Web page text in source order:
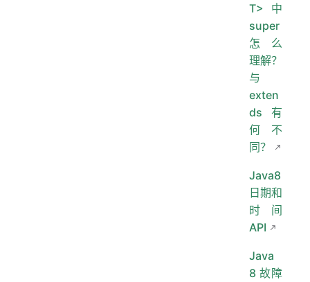
T> 中
super
怎么
理解？
与
exten
ds 有
何不
同？
Java8
日期和
时间
API
Java
8 故障